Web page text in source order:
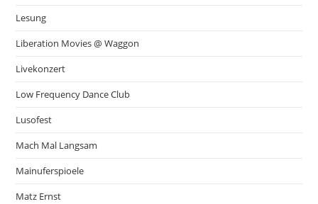
Lesung
Liberation Movies @ Waggon
Livekonzert
Low Frequency Dance Club
Lusofest
Mach Mal Langsam
Mainuferspioele
Matz Ernst